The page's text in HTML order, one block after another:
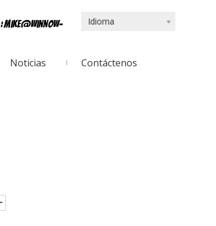
:mike@winnow-
Idioma
Noticias Contáctenos